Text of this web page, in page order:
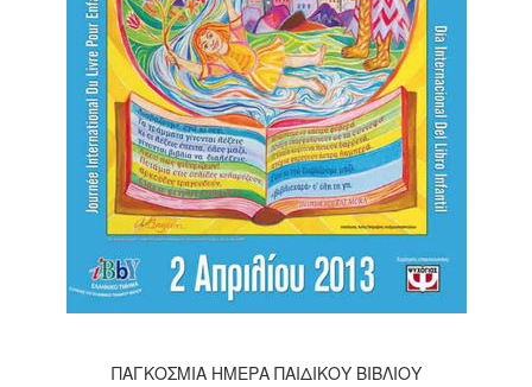
ΠΟΛΙΤΙΣΜΟΣ
ΑΝΘΕΚΤΙΚΗ
ΠΑΓΚΟΣΜΙΑ ΗΜΕΡΑ ΠΑΙΔΙΚΟΥ ΒΙΒΛΙΟΥ